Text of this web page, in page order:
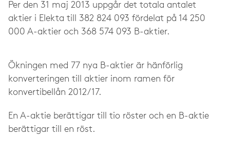
Per den 31 maj 2013 uppgår det totala antalet
aktier i Elekta till 382 824 093 fördelat på 14 250
000 A-aktier och 368 574 093 B-aktier.
Ökningen med 77 nya B-aktier är hänförlig
konverteringen till aktier inom ramen för
konvertibellån 2012/17.
En A-aktie berättigar till tio röster och en B-aktie
berättigar till en röst.